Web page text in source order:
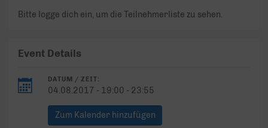
Bitte logge dich ein, um die Teilnehmerliste zu sehen.
Event Details
DATUM / ZEIT:
04.08.2017 - 19:00 - 23:55
Zum Kalender hinzufügen